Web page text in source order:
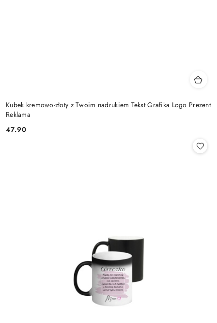
Kubek kremowo-złoty z Twoim nadrukiem Tekst Grafika Logo Prezent
Reklama
Cena:
47.90